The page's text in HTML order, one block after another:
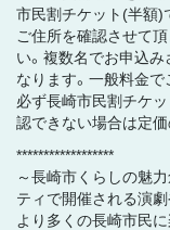
市民割チケット(半額)
ご住所を確認させて
い。複数名でお申込
なります。一般料金で
必ず長崎市民割チケ
認できない場合は定
******************
～長崎市くらしの魅
ティで開催される演劇
より多くの長崎市民